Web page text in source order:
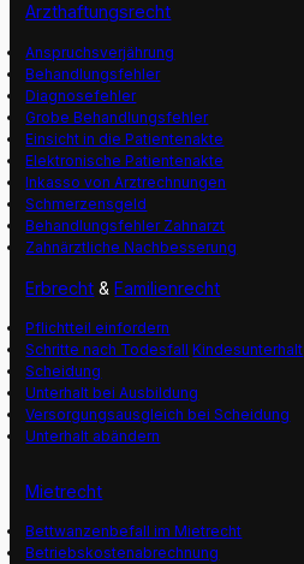
Arzthaftungsrecht
Anspruchsverjährung
Behandlungsfehler
Diagnosefehler
Grobe Behandlungsfehler
Einsicht in die Patientenakte
Elektronische Patientenakte
Inkasso von Arztrechnungen
Schmerzensgeld
Behandlungsfehler Zahnarzt
Zahnärztliche Nachbesserung
Erbrecht &Familienrecht
Pflichtteil einfordern
Schritte nach Todesfall Kindesunterhalt
Scheidung
Unterhalt bei Ausbildung
Versorgungsausgleich bei Scheidung
Unterhalt abändern
Mietrecht
Bettwanzenbefall im Mietrecht
Betriebskostenabrechnung